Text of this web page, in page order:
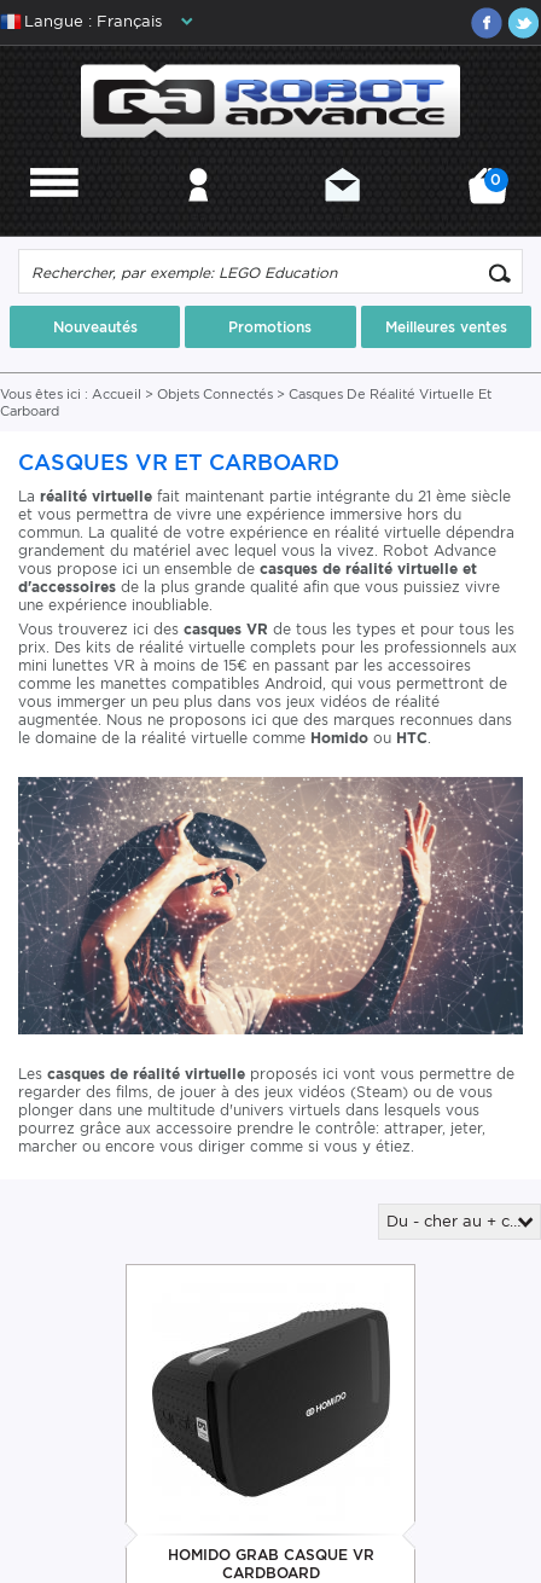
Langue : Français
0
Nouveautés Promotions Meilleures ventes
Vous êtes ici : Accueil > Objets Connectés > Casques De Réalité Virtuelle Et
Carboard
CASQUES VR ET CARBOARD
La réalité virtuelle fait maintenant partie intégrante du 21 ème siècle
et vous permettra de vivre une expérience immersive hors du
commun. La qualité de votre expérience en réalité virtuelle dépendra
grandement du matériel avec lequel vous la vivez. Robot Advance
vous propose ici un ensemble de casques de réalité virtuelle et
d'accessoires de la plus grande qualité afin que vous puissiez vivre
une expérience inoubliable.
Vous trouverez ici des casques VR de tous les types et pour tous les
prix. Des kits de réalité virtuelle complets pour les professionnels aux
mini lunettes VR à moins de 15€ en passant par les accessoires
comme les manettes compatibles Android, qui vous permettront de
vous immerger un peu plus dans vos jeux vidéos de réalité
augmentée. Nous ne proposons ici que des marques reconnues dans
le domaine de la réalité virtuelle comme Homido ou HTC
Les casques de réalité virtuelle proposés ici vont vous permettre de
regarder des films, de jouer à des jeux vidéos (Steam) ou de vous
plonger dans une multitude d'univers virtuels dans lesquels vous
pourrez grâce aux accessoire prendre le contrôle: attraper, jeter,
marcher ou encore vous diriger comme si vous y étiez.
Du - cher au + cher
HOMIDO GRAB CASQUE VR
CARDBOARD